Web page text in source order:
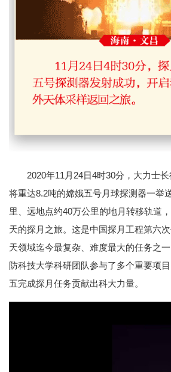
2020年11月24日4时30分，大力士
将重达8.2吨的嫦娥五号月球探测器一举
里、远地点约40万公里的地月转移轨道
天的探月之旅。这是中国探月工程第六
天领域迄今最复杂、难度最大的任务之
防科技大学科研团队参与了多个重要项
五完成探月任务贡献出科大力量。